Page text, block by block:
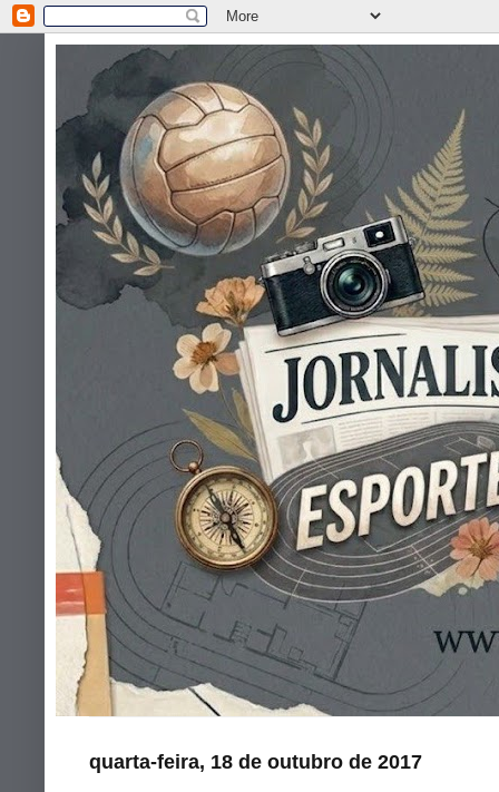
quarta-feira, 18 de outubro de 2017